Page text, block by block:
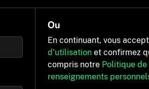
Ou
En continuant, vous
d'utilisation et confirmez
compris notre Politique
renseignements